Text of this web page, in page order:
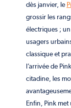
dès janvier, le
grossir les
électriques ;
usagers
classique et
l’arrivée de
citadine, les
Enfin, Pink